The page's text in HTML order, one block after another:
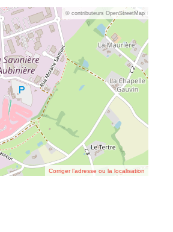
© contributeurs OpenStreetMap
Corriger l’adresse ou la localisation